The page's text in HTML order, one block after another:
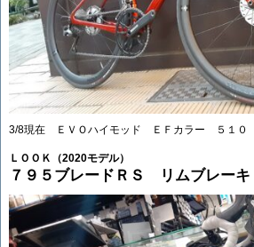
3/8現在 ＥＶＯハイモッド ＥＦカラー ５１０
ＬＯＯＫ（2020モデル）
７９５ブレードＲＳ リムブレー